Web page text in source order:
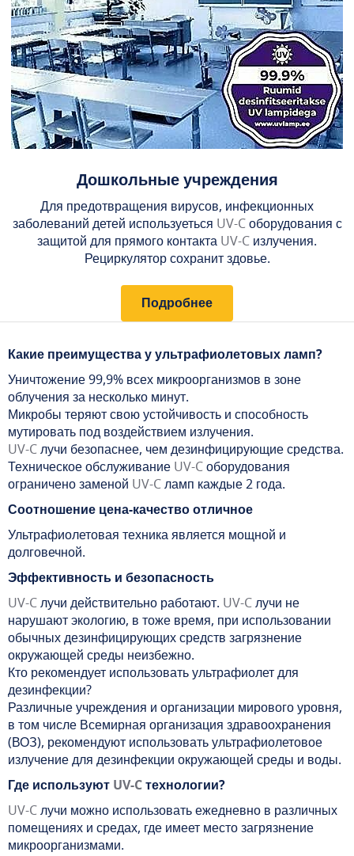
Дошкольные учреждения
Для предотвращения вирусов, инфекционных
заболеваний детей используеться UV-Cоборудования с
защитой для прямого контакта UV-C излучения.
Рециркулятор сохранит здовье.
Подробнее
Какие преимущества у ультрафиолетовых ламп?
Уничтожение 99,9% всех микроорганизмов в зоне
облучения за несколько минут.
Микробы теряют свою устойчивость и способность
мутировать под воздействием излучения.
UV-Cлучи безопаснее, чем дезинфицирующие средства.
Техническое обслуживание UV-Cоборудования
ограничено заменой UV-Cламп каждые 2 года.
Соотношение цена-качество отличное
Ультрафиолетовая техника является мощной и
долговечной.
Эффективность и безопасность
UV-Cлучи действительно работают. UV-Cлучи не
нарушают экологию, в тоже время, при использовании
обычных дезинфицирующих средств загрязнение
окружающей среды неизбежно.
Кто рекомендует использовать ультрафиолет для
дезинфекции?
Различные учреждения и организации мирового уровня,
в том числе Всемирная организация здравоохранения
(ВОЗ), рекомендуют использовать ультрафиолетовое
излучение для дезинфекции окружающей среды и воды.
Где используют UV-Cтехнологии?
UV-Cлучи можно использовать ежедневно в различных
помещениях и средах, где имеет место загрязнение
микроорганизмами.